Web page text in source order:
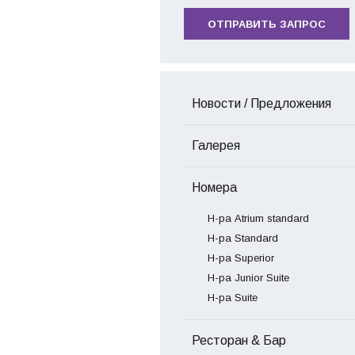
ОТПРАВИТЬ ЗАПРОС
Новости / Предложения
Галерея
Номера
Н-ра Atrium standard
Н-ра Standard
Н-ра Superior
Н-ра Junior Suite
Н-ра Suite
Ресторан & Бар